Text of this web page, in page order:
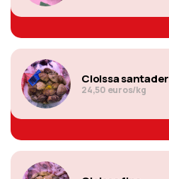
Cloissa santader
24,50 euros/kg